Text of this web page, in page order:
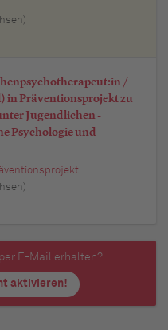
/
in Präventionsprojekt zu
Jugendlichen -
Psychologie und
E-Mail erhalten?
aktivieren!